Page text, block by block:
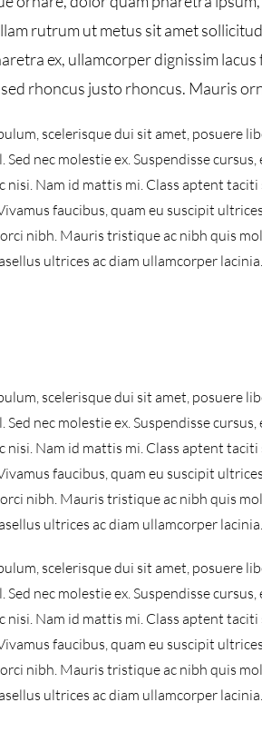
rutrum ut metus sit amet
ex, ullamcorper dignissim
rhoncus justo rhoncus. Mauris
scelerisque dui sit amet, posuere
nec molestie ex. Suspendisse
nisi. Nam id mattis mi. Class aptent
faucibus, quam eu suscipit
nibh. Mauris tristique ac nibh quis
ultrices ac diam ullamcorper lacinia.
scelerisque dui sit amet, posuere
nec molestie ex. Suspendisse
nisi. Nam id mattis mi. Class aptent
faucibus, quam eu suscipit
nibh. Mauris tristique ac nibh quis
ultrices ac diam ullamcorper lacinia.
scelerisque dui sit amet, posuere
nec molestie ex. Suspendisse
nisi. Nam id mattis mi. Class aptent
faucibus, quam eu suscipit
nibh. Mauris tristique ac nibh quis
ultrices ac diam ullamcorper lacinia.